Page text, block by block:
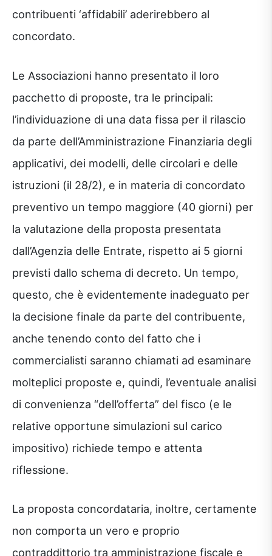
contribuenti ‘affidabili’ aderirebbero al
concordato.
Le Associazioni hanno presentato il loro
pacchetto di proposte, tra le principali:
l’individuazione di una data fissa per il rilascio
da parte dell’Amministrazione Finanziaria degli
applicativi, dei modelli, delle circolari e delle
istruzioni (il 28/2), e in materia di concordato
preventivo un tempo maggiore (40 giorni) per
la valutazione della proposta presentata
dall’Agenzia delle Entrate, rispetto ai 5 giorni
previsti dallo schema di decreto. Un tempo,
questo, che è evidentemente inadeguato per
la decisione finale da parte del contribuente,
anche tenendo conto del fatto che i
commercialisti saranno chiamati ad esaminare
molteplici proposte e, quindi, l’eventuale analisi
di convenienza “dell’offerta” del fisco (e le
relative opportune simulazioni sul carico
impositivo) richiede tempo e attenta
riflessione.
La proposta concordataria, inoltre, certamente
non comporta un vero e proprio
contraddittorio tra amministrazione fiscale e